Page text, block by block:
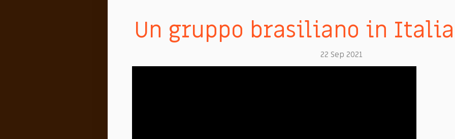
Un gruppo brasiliano in
22 Sep 2021